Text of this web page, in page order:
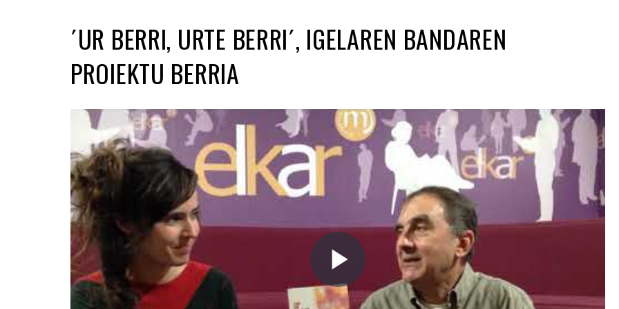
´UR BERRI, URTE BERRI´, IGELAREN BANDAREN
PROIEKTU BERRIA